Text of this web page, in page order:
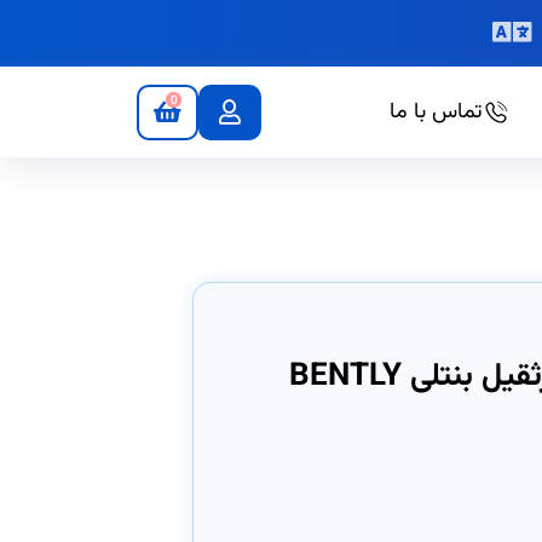
تماس با ما 0
کولر گازی تابلو برق کابین جرثقیل بنتلی BENTLY